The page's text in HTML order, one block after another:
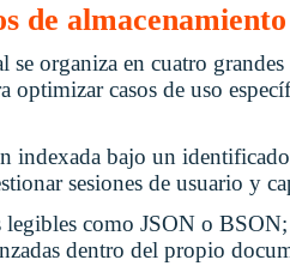
de
organiza en cuatro
optimizar casos de uso
indexada bajo un
sesiones de usuario y
legibles como JSON o
dentro del propio